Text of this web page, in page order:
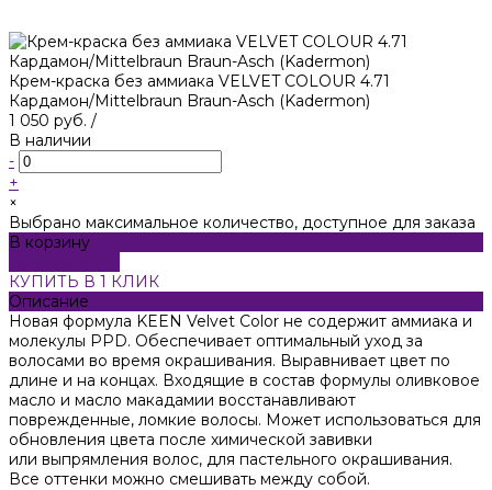
Крем-краска без аммиака VELVET COLOUR 4.71
Кардамон/Mittelbraun Braun-Asch (Kadermon)
1 050 руб. /
В наличии
-
+
×
Выбрано максимальное количество, доступное для заказа
В корзину
КУПИТЬ В 1 КЛИК
Описание
Новая формула KEEN Velvet Color не содержит аммиака и
молекулы PPD. Обеспечивает оптимальный уход за
волосами во время окрашивания. Выравнивает цвет по
длине и на концах. Входящие в состав формулы оливковое
масло и масло макадамии восстанавливают
поврежденные, ломкие волосы. Может использоваться для
обновления цвета после химической завивки
или выпрямления волос, для пастельного окрашивания.
Все оттенки можно смешивать между собой.